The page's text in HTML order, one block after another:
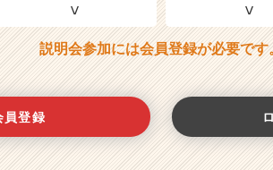
説明会参加には会員登録が必要です
員登録